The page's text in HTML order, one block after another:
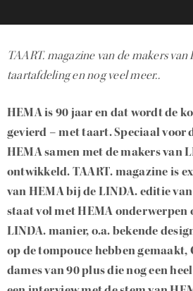
TAART. magazine van de makers
taartafdeling en nog veel meer..
HEMA is 90 jaar en dat wordt de
gevierd – met taart. Speciaal voor
HEMA samen met de makers van
ontwikkeld. TAART. magazine is
van HEMA bij de LINDA. editie
staat vol met HEMA onderwerpen
LINDA. manier, o.a. bekende
op de tompouce hebben gemaakt,
dames van 90 plus die nog een